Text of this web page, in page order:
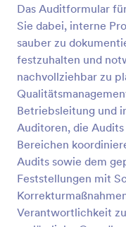
Das Auditformular
Sie dabei, interne
sauber zu
festzuhalten und
nachvollziehbar zu
Betriebsleitung und
Auditoren, die
Bereichen
Audits sowie dem
Feststellungen mit
Verantwortlichkeit